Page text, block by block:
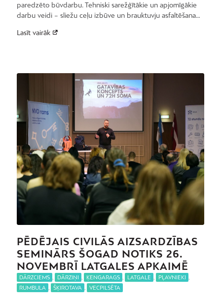
paredzēto būvdarbu. Tehniski sarežģītākie un apjomīgākie
darbu veidi – sliežu ceļu izbūve un brauktuvju asfaltēšana…
Lasīt vairāk
PĒDĒJAIS CIVILĀS AIZSARDZĪBAS
SEMINĀRS ŠOGAD NOTIKS 26.
NOVEMBRĪ LATGALES APKAIMĒ
DĀRZCIEMS DĀRZIŅI ĶENGARAGS LATGALE PĻAVNIEKI
RUMBULA
ŠĶIROTAVA VECPILSĒTA